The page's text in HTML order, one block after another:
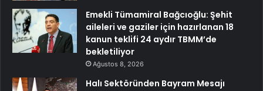
Emekli Tümamiral Bağcıoğlu: Şehit
aileleri ve gaziler için hazırlanan 18
kanun teklifi 24 aydır TBMM’de
bekletiliyor
Ağustos 8, 2026
Halı Sektöründen Bayram Mesajı